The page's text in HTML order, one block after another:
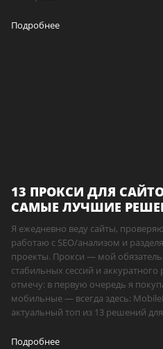
Подробнее
13 ПРОКСИ ДЛЯ
САМЫЕ ЛУЧШИЕ
Я ежедневно веду сайты,
работаю с SEO/анализом и
проекты. Прокси — мой
стабильных сессий и
отмечу: в первую очередь я
мобильные — всегда здесь:
актуальный топ из 13 решений для
Подробнее